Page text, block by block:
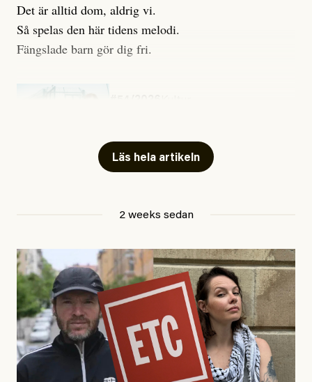
Det är alltid dom, aldrig vi.
Så spelas den här tidens melodi.
Fängslade barn gör dig fri.
Läs hela artikeln
2 weeks sedan